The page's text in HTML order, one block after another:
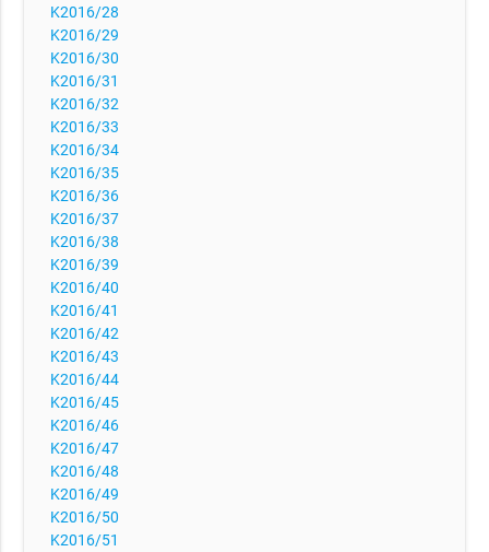
K2016/28
K2016/29
K2016/30
K2016/31
K2016/32
K2016/33
K2016/34
K2016/35
K2016/36
K2016/37
K2016/38
K2016/39
K2016/40
K2016/41
K2016/42
K2016/43
K2016/44
K2016/45
K2016/46
K2016/47
K2016/48
K2016/49
K2016/50
K2016/51